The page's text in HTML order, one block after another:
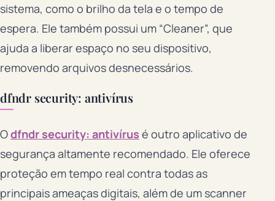
sistema, como o brilho da tela e o tempo de
espera. Ele também possui um “Cleaner”, que
ajuda a liberar espaço no seu dispositivo,
removendo arquivos desnecessários.
dfndr security: antivírus
Odfndr security: antivírus é outro aplicativo de
segurança altamente recomendado. Ele oferece
proteção em tempo real contra todas as
principais ameaças digitais, além de um scanner